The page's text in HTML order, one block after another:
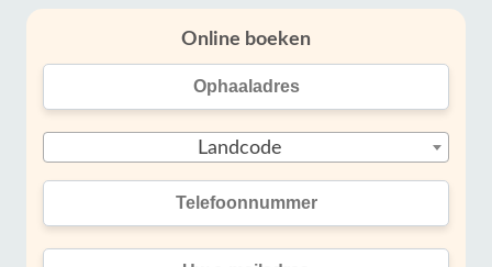
Online boeken
Landcode